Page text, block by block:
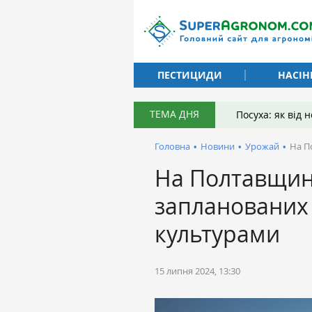
ПЕСТИЦИДИ
ТЕМА ДНЯ Посуха: як від
Головна • Новини • Урожай • На
На
культурами
15 липня 2024, 13:30